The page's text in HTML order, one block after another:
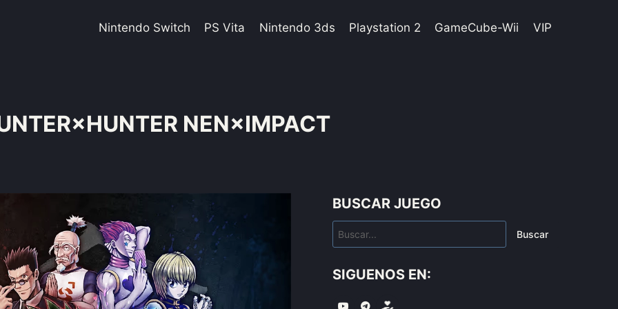
Nintendo Switch PS Vita Nintendo 3ds Playstation 2 GameCube-Wii VIP
NEN×IMPACT
BUSCAR JUEGO
Buscar
SIGUENOS EN: